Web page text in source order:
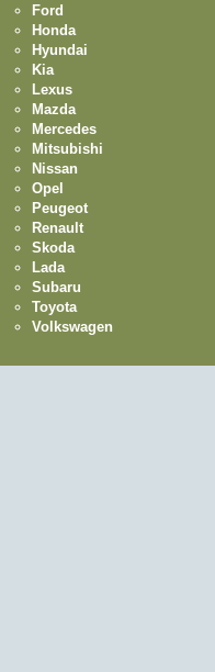
Ford
Honda
Hyundai
Kia
Lexus
Mazda
Mercedes
Mitsubishi
Nissan
Opel
Peugeot
Renault
Skoda
Lada
Subaru
Toyota
Volkswagen